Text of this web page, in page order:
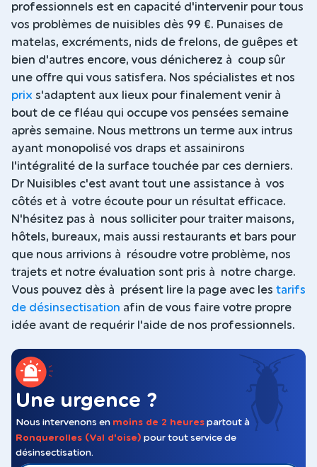
professionnels est en capacité d'intervenir pour tous
vos problèmes de nuisibles dès 99 €. Punaises de
matelas, excréments, nids de frelons, de guêpes et
bien d'autres encore, vous dénicherez à coup sûr
une offre qui vous satisfera. Nos spécialistes et nos
prix s'adaptent aux lieux pour finalement venir à
bout de ce fléau qui occupe vos pensées semaine
après semaine. Nous mettrons un terme aux intrus
ayant monopolisé vos draps et assainirons
l'intégralité de la surface touchée par ces derniers.
Dr Nuisibles c'est avant tout une assistance à vos
côtés et à votre écoute pour un résultat efficace.
N'hésitez pas à nous solliciter pour traiter maisons,
hôtels, bureaux, mais aussi restaurants et bars pour
que nous arrivions à résoudre votre problème, nos
trajets et notre évaluation sont pris à notre charge.
Vous pouvez dès à présent lire la page avec les tarifs
de désinsectisation afin de vous faire votre propre
idée avant de requérir l'aide de nos professionnels.
Une urgence ?
Nous intervenons en moins de 2 heures partout à
Ronquerolles (Val d'oise) pour tout service de
désinsectisation.